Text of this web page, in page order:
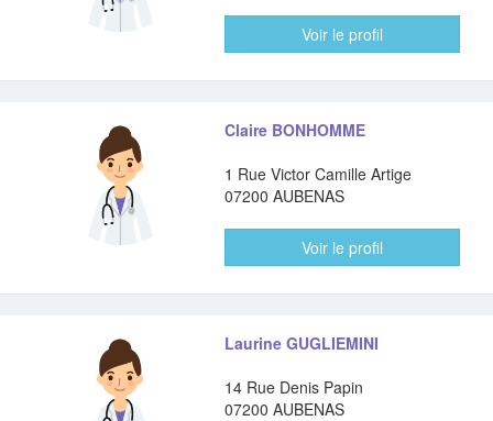
Voir le profil
Claire BONHOMME
1 Rue Victor Camille Artige
07200 AUBENAS
Voir le profil
Laurine GUGLIEMINI
14 Rue Denis Papin
07200 AUBENAS